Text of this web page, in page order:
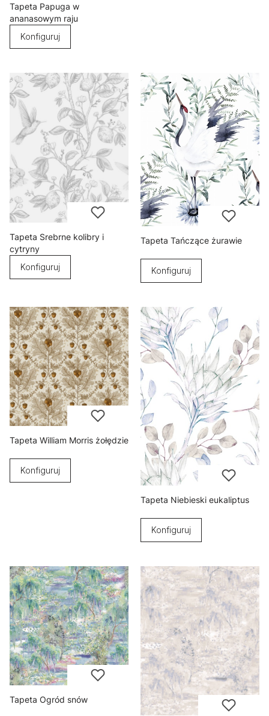
Tapeta Papuga w
ananasowym raju
Konfiguruj
Tapeta Srebrne kolibry i
cytryny
Konfiguruj
Tapeta Tańczące żurawie
Konfiguruj
Tapeta William Morris żołędzie
Konfiguruj
Tapeta Niebieski eukaliptus
Konfiguruj
Tapeta Ogród snów